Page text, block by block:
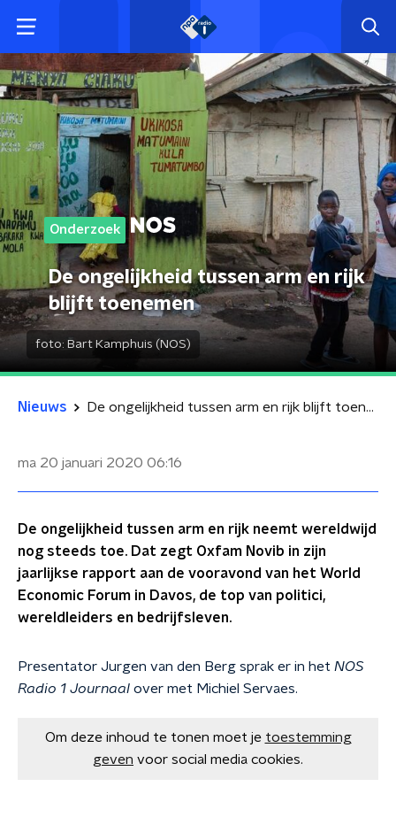
Onderzoek
De ongelijkheid tussen arm en rijk
blijft toenemen
foto: Bart Kamphuis (NOS)
Nieuws De ongelijkheid tussen arm en rijk blijft toenemen
ma 20 januari 2020 06:16
De ongelijkheid tussen arm en rijk neemt wereldwijd
nog steeds toe. Dat zegt Oxfam Novib in zijn
jaarlijkse rapport aan de vooravond van het World
Economic Forum in Davos, de top van politici,
wereldleiders en bedrijfsleven.
Presentator Jurgen van den Berg sprak er in het NOS
Radio 1 Journaal over met Michiel Servaes.
Om deze inhoud te tonen moet je toestemming
geven voor social media cookies.